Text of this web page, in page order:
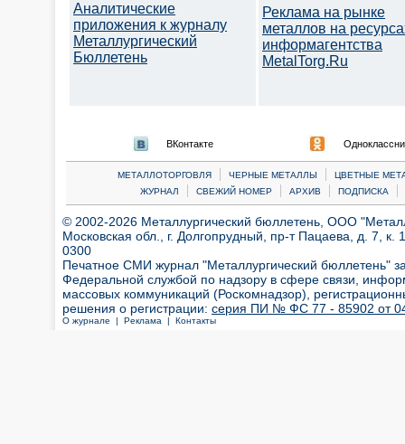
Аналитические
приложения к журналу
Металлургический
Бюллетень
Реклама на рынке
металлов на
информагентства
MetalTorg.Ru
ВКонтакте
МЕТАЛЛОТОРГОВЛЯ | ЧЕРНЫЕ МЕТАЛЛЫ |
ЦВЕТНЫЕ
ЖУРНАЛ
| СВЕЖИЙ НОМЕР | АРХИВ | ПОДПИСКА |
© 2002-2026 Металлургический бюллетень, ООО
Московская обл., г. Долгопрудный, пр-т Пацаева, д. 7,
0300
Печатное СМИ журнал "Металлургический бюллетень"
Федеральной службой по надзору в сфере связи,
массовых коммуникаций (Роскомнадзор),
решения о регистрации: серия ПИ № ФС 77 - 85902 от 04
О журнале | Реклама | Контакты